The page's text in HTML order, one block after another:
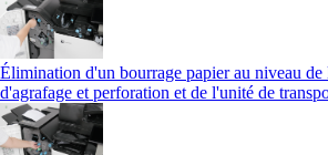
Élimination d'un bourrage papier au niveau
d'agrafage et perforation et de l'unité de